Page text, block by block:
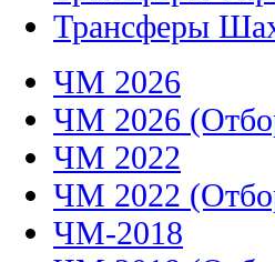
Трансферы
ЧМ 2026
ЧМ 2026
ЧМ 2022
ЧМ 2022
ЧМ-2018